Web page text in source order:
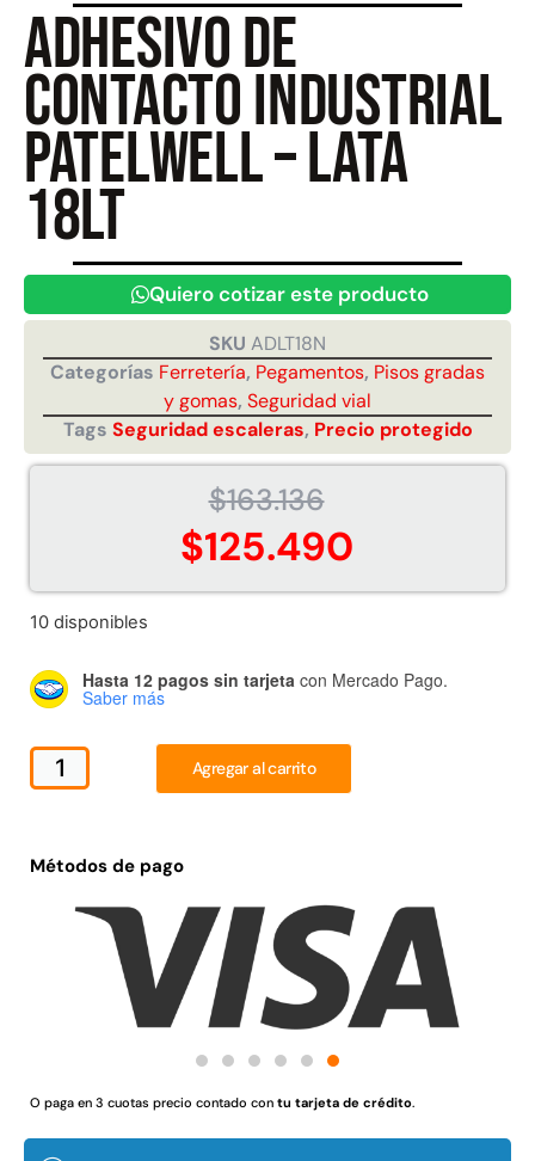
Adhesivo de
contacto industrial
Patelwell – lata
18lt
Quiero cotizar este producto
SKU ADLT18N
Categorías Ferretería, Pegamentos, Pisos gradas
y gomas, Seguridad vial
Tags Seguridad escaleras, Precio protegido
$163.136
$125.490
10 disponibles
Hasta 12 pagos sin tarjeta con Mercado Pago.
Saber más
Agregar al carrito
Métodos de pago
O paga en 3 cuotas precio contado con tu tarjeta de crédito.
Juego Modular 40
QplayGround
Leer más
Juego Modular 25
Agregar al carrito
$4.507.990
Leer más Leer más
Juego Modular 03
Pasto sintético ornamental
densidad 35mm Rollo